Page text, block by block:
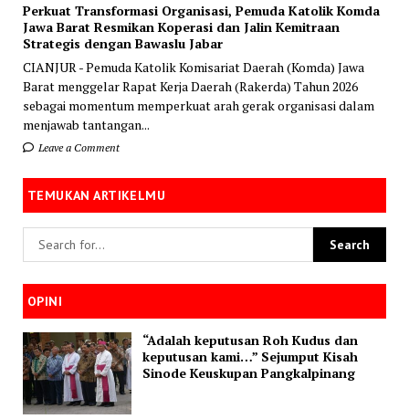
Perkuat Transformasi Organisasi, Pemuda Katolik Komda
Jawa Barat Resmikan Koperasi dan Jalin Kemitraan
Strategis dengan Bawaslu Jabar
CIANJUR - Pemuda Katolik Komisariat Daerah (Komda) Jawa
Barat menggelar Rapat Kerja Daerah (Rakerda) Tahun 2026
sebagai momentum memperkuat arah gerak organisasi dalam
menjawab tantangan...
Leave a Comment
TEMUKAN ARTIKELMU
OPINI
“Adalah keputusan Roh Kudus dan
keputusan kami…” Sejumput Kisah
Sinode Keuskupan Pangkalpinang